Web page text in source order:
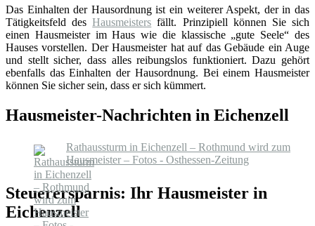
Das Einhalten der Hausordnung ist ein weiterer Aspekt, der in das
Tätigkeitsfeld desHausmeisters fällt. Prinzipiell können Sie sich
einen Hausmeister im Haus wie die klassische „gute Seele“ des
Hauses vorstellen. Der Hausmeister hat auf das Gebäude ein Auge
und stellt sicher, dass alles reibungslos funktioniert. Dazu gehört
ebenfalls das Einhalten der Hausordnung. Bei einem Hausmeister
können Sie sicher sein, dass er sich kümmert.
Hausmeister-Nachrichten in Eichenzell
Rathaussturm in Eichenzell – Rothmund wird zum
Hausmeister – Fotos - Osthessen-Zeitung
Steuerersparnis: Ihr Hausmeister in
Eichenzell